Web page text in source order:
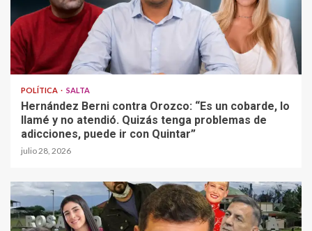
POLÍTICA SALTA
Hernández Berni contra Orozco: “Es un cobarde, lo
llamé y no atendió. Quizás tenga problemas de
adicciones, puede ir con Quintar”
julio 28, 2026